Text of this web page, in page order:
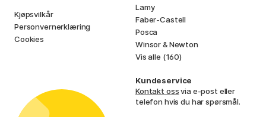
Kjøpsvilkår
Personvernerklæring
Cookies
Lamy
Faber-Castell
Posca
Winsor & Newton
Vis alle (160)
Kundeservice
Kontakt ossvia e-post eller
telefon hvis du har spørsmål.